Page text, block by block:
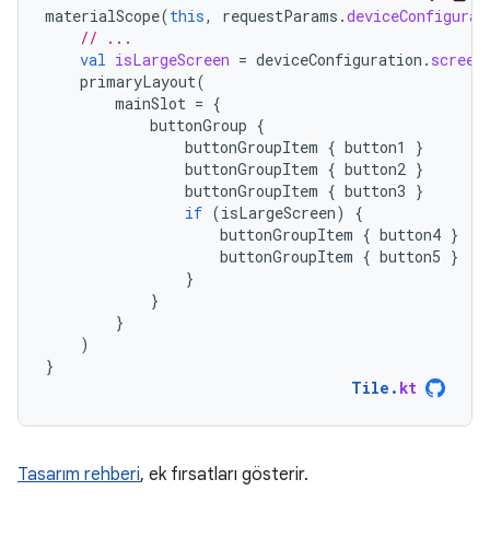
materialScope(this, requestParams .
// ...
val isLargeScreen = deviceConfiguration .
primaryLayout(
mainSlot = {
buttonGroup {
buttonGroupItem { button1
}
buttonGroupItem { button2 }
buttonGroupItem { button3 }
if (isLargeScreen)
{
buttonGroupItem { button4 }
buttonGroupItem { button5 }
}
}
}
)
}
Tile . kt
Tasarım rehberi, ek fırsatları gösterir.